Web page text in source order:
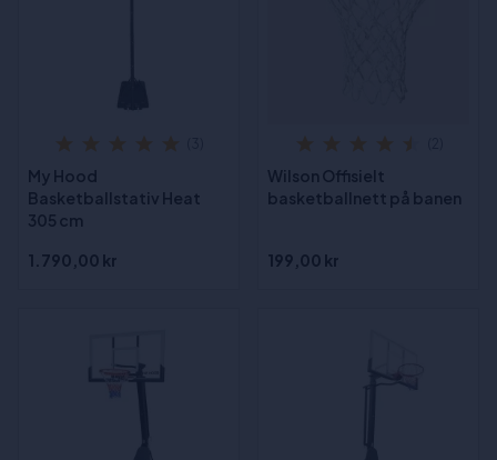
My Hood
Basketballstativ Heat
305 cm
1.790,00 kr
Wilson Offisielt
basketballnett på banen
199,00 kr